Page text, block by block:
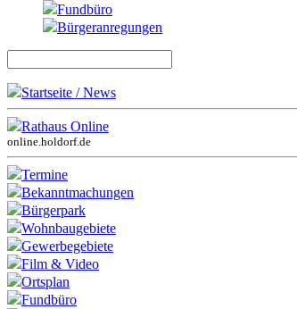
Fundbüro
Bürgeranregungen
Startseite / News
Rathaus Online
online.holdorf.de
Termine
Bekanntmachungen
Bürgerpark
Wohnbaugebiete
Gewerbegebiete
Film & Video
Ortsplan
Fundbüro